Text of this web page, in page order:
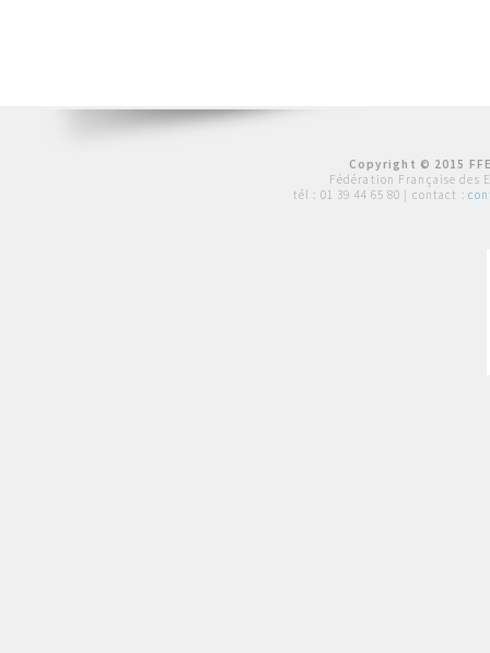
Copyright © 2015
Fédération Française des
tél : 01 39 44 65 80 | contact :